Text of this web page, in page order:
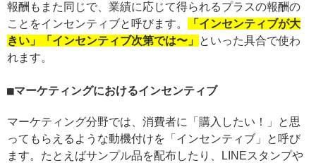
報酬もまた同じで、業績に応じて得られるプラスの報酬の
ことをインセンティブと呼びます。
「インセンティブが大
きい」「インセンティブ次第では〜」
といった具合で使わ
れます。
マーケティングにおけるインセンティブ
マーケティング分野では、消費者に「購入したい！」と思
ってもらえるような動機付けを「インセンティブ」と呼び
ます。たとえばサンプル品を配布したり、LINEスタンプや